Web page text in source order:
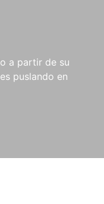
a partir de su
puslando en